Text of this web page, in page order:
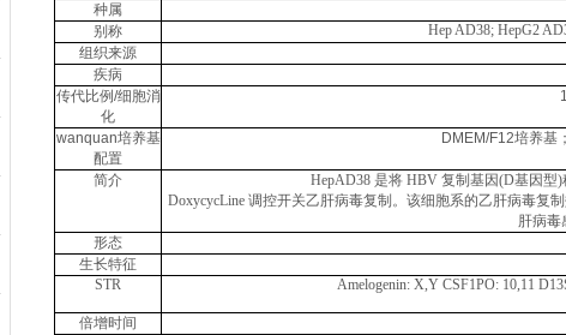
种属
别称
Hep AD38; HepG2
组织来源
疾病
传代比例/细胞消
化
wanquan培养基
配置
DMEM/F12培养基
简介 HepAD38 是将 HBV 复制基因(D基因型
DoxycycLine 调控开关乙肝病毒复制。该细胞系的乙肝病毒复
肝病毒
形态
生长特征
STR
Amelogenin: X,Y CSF1PO: 10,11
倍增时间